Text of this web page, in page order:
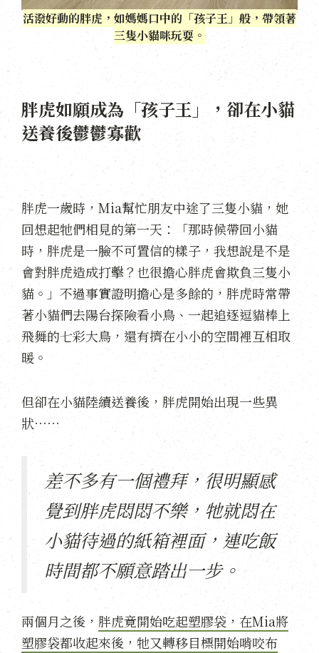
活潑好動的胖虎，如媽媽口中的「孩子王」般，帶領著
三隻小貓咪玩耍。
胖虎如願成為「孩子王」，卻在小貓
送養後鬱鬱寡歡
胖虎一歲時，Mia幫忙朋友中途了三隻小貓，她
回想起牠們相見的第一天：「那時候帶回小貓
時，胖虎是一臉不可置信的樣子，我想說是不是
會對胖虎造成打擊？也很擔心胖虎會欺負三隻小
貓。」不過事實證明擔心是多餘的，胖虎時常帶
著小貓們去陽台探險看小鳥、一起追逐逗貓棒上
飛舞的七彩大鳥，還有擠在小小的空間裡互相取
暖。
但卻在小貓陸續送養後，胖虎開始出現一些異
狀⋯⋯
差不多有一個禮拜，很明顯感
覺到胖虎悶悶不樂，牠就悶在
小貓待過的紙箱裡面，連吃飯
時間都不願意踏出一步。
兩個月之後， 胖虎竟開始吃起塑膠袋，在Mia將
塑膠袋都收起來後，牠又轉移目標開始啃咬布